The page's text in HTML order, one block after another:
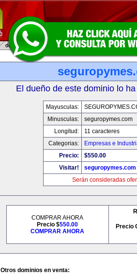
El dueño de este dominio lo
Mayusculas:
Minusculas:
seguropymes.com
Longitud:
11 caracteres
Categorias:
Empresas e
Precio:
$550.00
Visitar!
seguropymes.com
Serán consideradas
COMPRAR AHORA
Precio $550.00
COMPRAR AHORA
Precio
Otros dominios en venta: